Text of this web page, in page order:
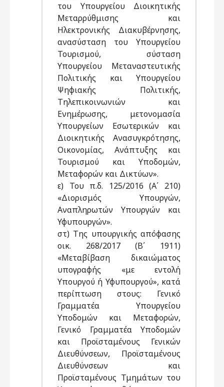
του Υπουργείου Διοικητικής
Μεταρρύθμισης και
Ηλεκτρονικής Διακυβέρνησης,
ανασύσταση του Υπουργείου
Τουρισμού, σύσταση
Υπουργείου Μεταναστευτικής
Πολιτικής και Υπουργείου
Ψηφιακής Πολιτικής,
Τηλεπικοινωνιών και
Ενημέρωσης, μετονομασία
Υπουργείων Εσωτερικών και
Διοικητικής Ανασυγκρότησης,
Οικονομίας, Ανάπτυξης και
Τουρισμού και Υποδομών,
Μεταφορών και Δικτύων».
ε) Του π.δ. 125/2016 (Α΄ 210)
«Διορισμός Υπουργών,
Αναπληρωτών Υπουργών και
Υφυπουργών».
στ) Της υπουργικής απόφασης
οικ. 268/2017 (Β΄ 1911)
«Μεταβίβαση δικαιώματος
υπογραφής «με εντολή
Υπουργού ή Υφυπουργού», κατά
περίπτωση στους: Γενικό
Γραμματέα Υπουργείου
Υποδομών και Μεταφορών,
Γενικό Γραμματέα Υποδομών
και Προϊσταμένους Γενικών
Διευθύνσεων, Προϊσταμένους
Διευθύνσεων και
Προϊσταμένους Τμημάτων του